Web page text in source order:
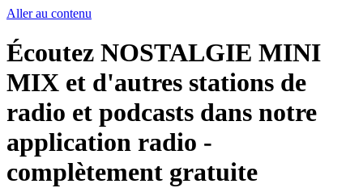
Aller au contenu
Écoutez NOSTALGIE MINI
MIX et d'autres stations de
radio et podcasts dans notre
application radio -
complètement gratuite